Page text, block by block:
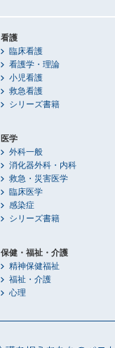
看護
臨床看護
看護学・理論
小児看護
救急看護
シリーズ書籍
医学
外科一般
消化器外科・内科
救急・災害医学
臨床医学
感染症
シリーズ書籍
保健・福祉・介護
精神保健福祉
福祉・介護
心理